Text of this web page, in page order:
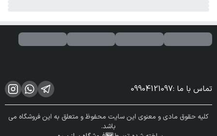
تماس با ما :
09904121097
کلیه حقوق مادی و معنوی این سایت محفوظ و متعلق به این فروشگاه می
باشد.